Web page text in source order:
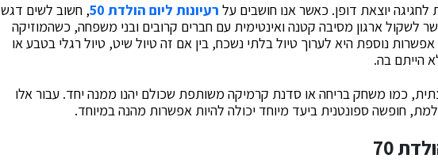
רעיונות ליום הולדת 50
, חשוב לשים דגש
לשקול ארגון מסיבה קטנה ואינטימית עם חברים קרובים ובני משפחה, כשהמוזיקה
נוספת היא לערוך טיול בלתי נשכח, בין אם זה טיול שיט, טיול רגלי בטבע או
הייתם בה.
כמו משחק בריחה או סדנת קרמיקה משותפת שכולם יהנו ממנה יחד. עבור אלו
חופשה ספונטנית ביעד מיוחד יכולה להיות אפשרות מהנה במיוחד.
70